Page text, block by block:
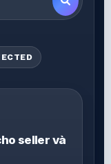
seller và